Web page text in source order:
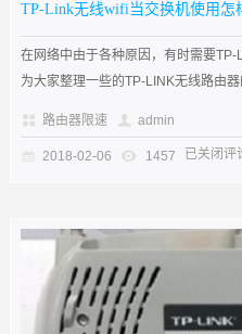
TP-Link无线wifi当交换机使用怎
在网络中由于各种原因，有时需要
为大家整理一些的TP-LINK无线路由
路由器限速 admin
2018-02-06 1457 已关闭评